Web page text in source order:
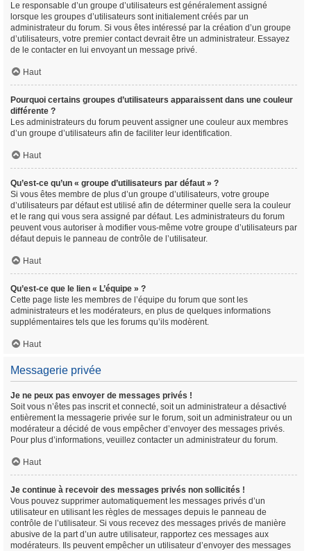
Le responsable d’un groupe d’utilisateurs est généralement assigné
lorsque les groupes d’utilisateurs sont initialement créés par un
administrateur du forum. Si vous êtes intéressé par la création d’un groupe
d’utilisateurs, votre premier contact devrait être un administrateur. Essayez
de le contacter en lui envoyant un message privé.
Haut
Pourquoi certains groupes d’utilisateurs apparaissent dans une couleur
différente ?
Les administrateurs du forum peuvent assigner une couleur aux membres
d’un groupe d’utilisateurs afin de faciliter leur identification.
Haut
Qu’est-ce qu’un « groupe d’utilisateurs par défaut » ?
Si vous êtes membre de plus d’un groupe d’utilisateurs, votre groupe
d’utilisateurs par défaut est utilisé afin de déterminer quelle sera la couleur
et le rang qui vous sera assigné par défaut. Les administrateurs du forum
peuvent vous autoriser à modifier vous-même votre groupe d’utilisateurs par
défaut depuis le panneau de contrôle de l’utilisateur.
Haut
Qu’est-ce que le lien « L’équipe » ?
Cette page liste les membres de l’équipe du forum que sont les
administrateurs et les modérateurs, en plus de quelques informations
supplémentaires tels que les forums qu’ils modèrent.
Haut
Messagerie privée
Je ne peux pas envoyer de messages privés !
Soit vous n’êtes pas inscrit et connecté, soit un administrateur a désactivé
entièrement la messagerie privée sur le forum, soit un administrateur ou un
modérateur a décidé de vous empêcher d’envoyer des messages privés.
Pour plus d’informations, veuillez contacter un administrateur du forum.
Haut
Je continue à recevoir des messages privés non sollicités !
Vous pouvez supprimer automatiquement les messages privés d’un
utilisateur en utilisant les règles de messages depuis le panneau de
contrôle de l’utilisateur. Si vous recevez des messages privés de manière
abusive de la part d’un autre utilisateur, rapportez ces messages aux
modérateurs. Ils peuvent empêcher un utilisateur d’envoyer des messages